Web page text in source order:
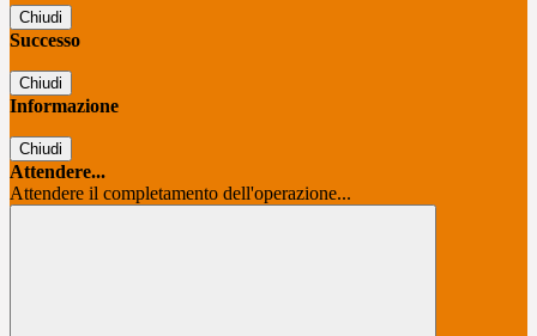
Chiudi
Successo
Chiudi
Informazione
Chiudi
Attendere...
Attendere il completamento dell'operazione...